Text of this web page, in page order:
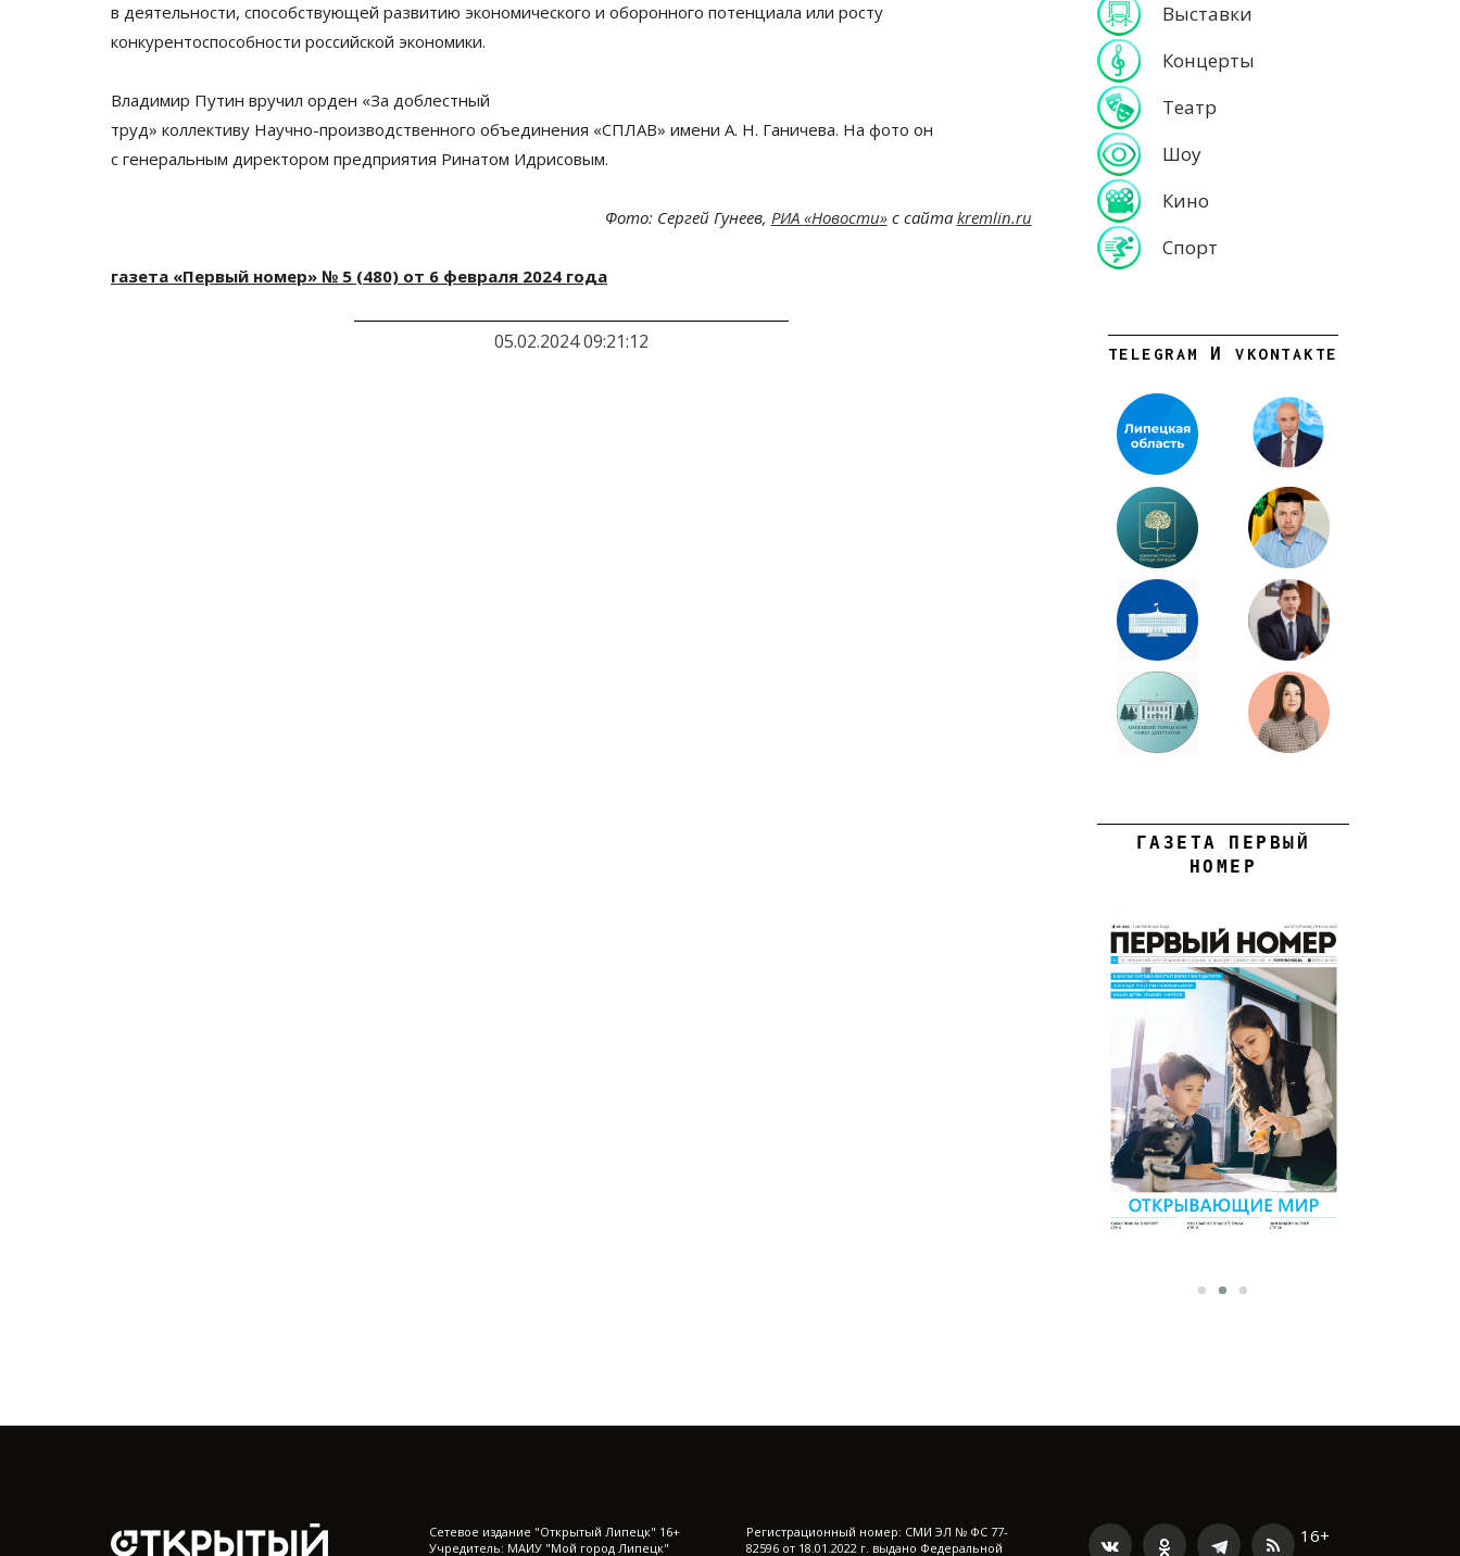
в деятельности, способствующей развитию экономического и оборонного потенциала или росту
конкурентоспособности российской экономики.
Владимир Путин вручил орден «За доблестный
труд» коллективу Научно-производственного объединения «СПЛАВ» имени А. Н. Ганичева. На фото он
с генеральным директором предприятия Ринатом Идрисовым.
Фото: Сергей Гунеев, РИА «Новости» с сайта kremlin.ru
газета «Первый номер» № 5 (480) от 6 февраля 2024 года
05.02.2024 09:21:12
Выставки
Концерты
Театр
Шоу
Кино
Спорт
TELEGRAM И VKONTAKTE
ГАЗЕТА ПЕРВЫЙ
НОМЕР
Cетевое издание "Открытый Липецк" 16+
Учредитель: МАИУ "Мой город Липецк"
Регистрационный номер: СМИ ЭЛ № ФС 77-
82596 от 18.01.2022 г. выдано Федеральной
16+